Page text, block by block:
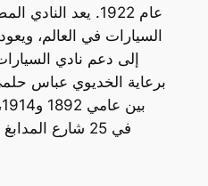
عام 1922. يعد
السيارات في العالم،
إلى دعم نادي
برعاية الخديوي عباس
في 25 شارع